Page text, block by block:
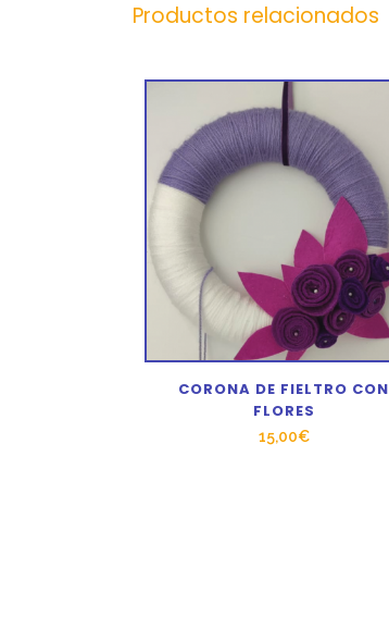
Productos relacionados
CORONA DE FIELTRO CON
FLORES
15,00€